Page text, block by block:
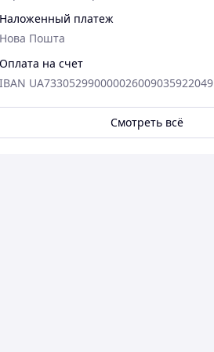
Наложенный платеж
Нова Пошта
Оплата на счет
IBAN UA733052990000026009035922049
Смотреть всё